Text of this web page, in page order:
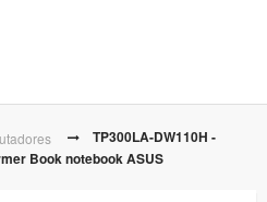
TP300LA-DW110H -
Book notebook ASUS